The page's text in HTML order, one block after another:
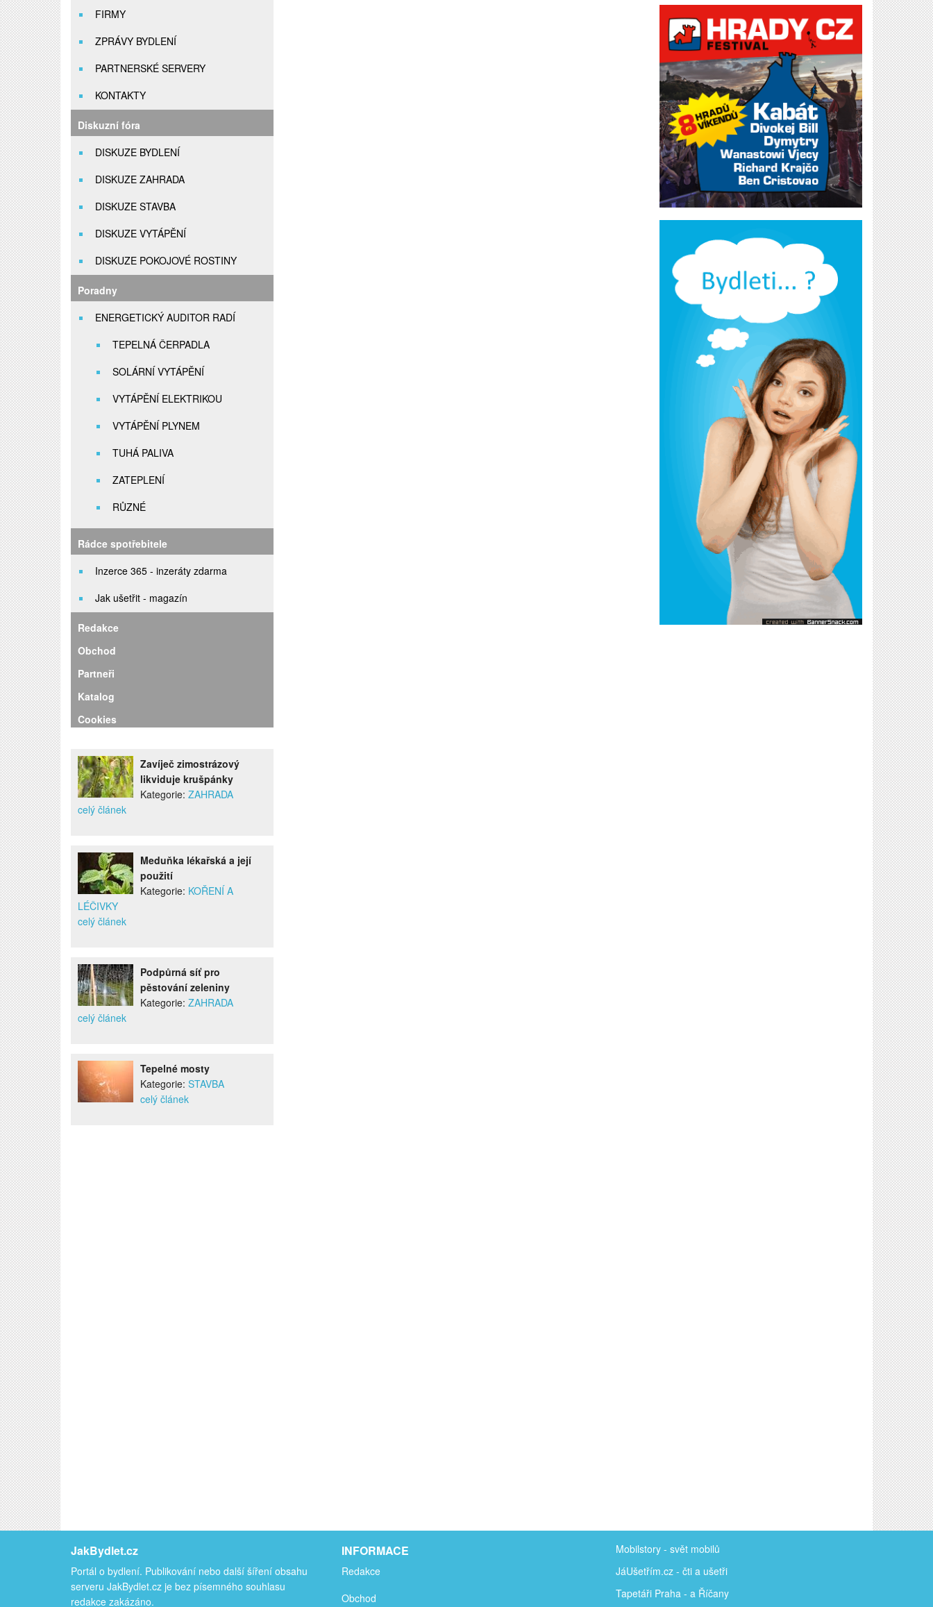
FIRMY
ZPRÁVY BYDLENÍ
PARTNERSKÉ SERVERY
KONTAKTY
Diskuzní fóra
DISKUZE BYDLENÍ
DISKUZE ZAHRADA
DISKUZE STAVBA
DISKUZE VYTÁPĚNÍ
DISKUZE POKOJOVÉ ROSTINY
Poradny
ENERGETICKÝ AUDITOR RADÍ
TEPELNÁ ČERPADLA
SOLÁRNÍ VYTÁPĚNÍ
VYTÁPĚNÍ ELEKTRIKOU
VYTÁPĚNÍ PLYNEM
TUHÁ PALIVA
ZATEPLENÍ
RŮZNÉ
Rádce spotřebitele
Inzerce 365 - inzeráty zdarma
Jak ušetřit - magazín
Redakce
Obchod
Partneři
Katalog
Cookies
Zavíječ zimostrázový
likviduje krušpánky
Kategorie: ZAHRADA
celý článek
Meduňka lékařská a její
použití
Kategorie: KOŘENÍ A
LÉČIVKY
celý článek
Podpůrná síť pro
pěstování zeleniny
Kategorie: ZAHRADA
celý článek
Tepelné mosty
Kategorie: STAVBA
celý článek
JakBydlet.cz
Portál o bydlení. Publikování nebo další šíření obsahu
serveru JakBydlet.cz je bez písemného souhlasu
redakce zakázáno.
INFORMACE
Redakce
Obchod
Mobilstory - svět mobilů
JáUšetřím.cz - čti a ušetři
Tapetáři Praha - a Říčany